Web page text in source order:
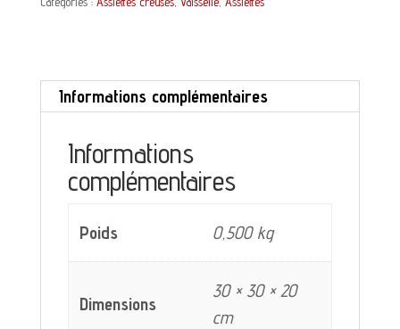
creuse
décor
Informations complémentaires
Informations
complémentaires
Poids 0,500 kg
Dimensions
30 × 30 × 20
cm